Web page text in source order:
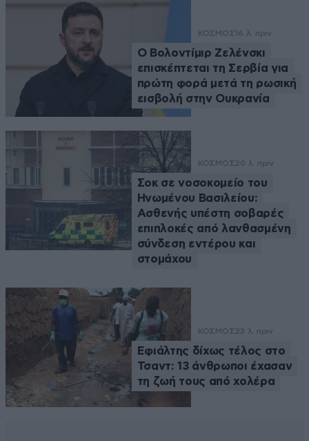
ΚΟΣΜΟΣ 16 λ. πριν
Ο Βολοντίμιρ Ζελένσκι
επισκέπτεται τη Σερβία για
πρώτη φορά μετά τη ρωσική
εισβολή στην Ουκρανία
ΚΟΣΜΟΣ20 λ. πριν
Σοκ σε νοσοκομείο του
Ηνωμένου Βασιλείου:
Ασθενής υπέστη σοβαρές
επιπλοκές από λανθασμένη
σύνδεση εντέρου και
στομάχου
ΚΟΣΜΟΣ23 λ. πριν
Εφιάλτης δίχως τέλος στο
Τσαντ: 13 άνθρωποι έχασαν
τη ζωή τους από χολέρα